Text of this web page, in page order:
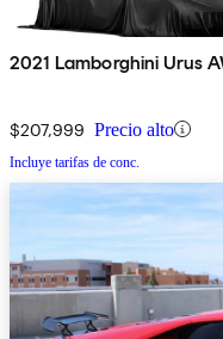
2021 Lamborghini Urus
$207,999 Precio alto
Incluye tarifas de conc.